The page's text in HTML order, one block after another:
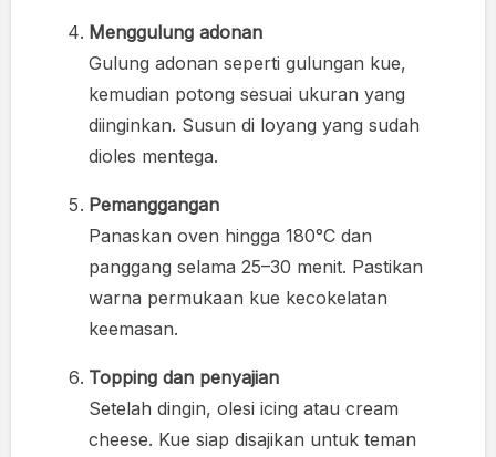
Menggulung adonan
Gulung adonan seperti gulungan kue,
kemudian potong sesuai ukuran yang
diinginkan. Susun di loyang yang sudah
dioles mentega.
Pemanggangan
Panaskan oven hingga 180°C dan
panggang selama 25–30 menit. Pastikan
warna permukaan kue kecokelatan
keemasan.
Topping dan penyajian
Setelah dingin, olesi icing atau cream
cheese. Kue siap disajikan untuk teman